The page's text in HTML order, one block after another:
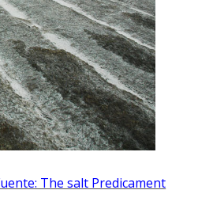
The salt Predicament